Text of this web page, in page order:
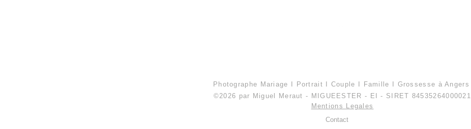
Photographe Mariage I Portrait I Couple I Famille I Grossesse à Angers
©2026 par Miguel Meraut - MIGUEESTER - EI - SIRET 84535264000021
Mentions Legales
Contact